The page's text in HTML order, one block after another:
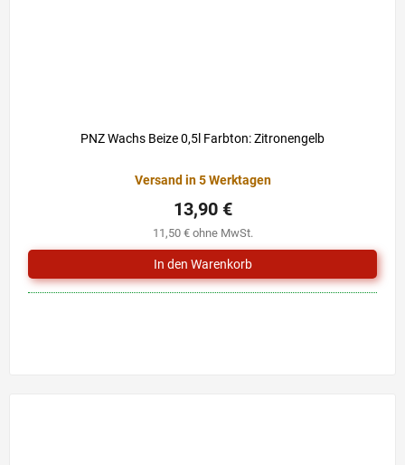
PNZ Wachs Beize 0,5l Farbton: Zitronengelb
Versand in 5 Werktagen
11,50 € ohne MwSt.
13,90 €